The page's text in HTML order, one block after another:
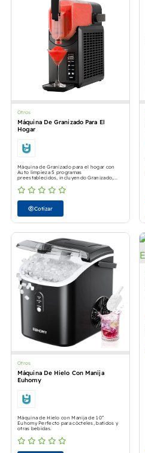
Otros
Máquina De Granizado Para El
Hogar
Máquina de Granizado para el hogar con
Auto limpieza 5 programas
preestablecidos, incluyendo Granizado,...
Cotizar
Otros
Máquina De Hielo Con Manija
Euhomy
Máquina de Hielo con Manija de 10”
Euhomy Perfecto para cócteles, batidos y
otras bebidas.